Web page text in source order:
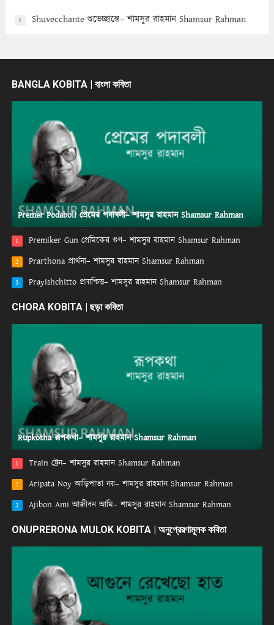
8 Shuvecchante শুভেচ্ছান্তে– শামসুর রাহমান Shamsur Rahman
BANGLA KOBITA | বাংলা কবিতা
Premer Podaboli প্রেমের পদাবলী– শামসুর রাহমান Shamsur Rahman
1 Premiker Gun প্রেমিকের গুণ– শামসুর রাহমান Shamsur Rahman
2 Prarthona প্রার্থনা– শামসুর রাহমান Shamsur Rahman
3 Prayishchitto প্রায়শ্চিত্ত– শামসুর রাহমান Shamsur Rahman
CHORA KOBITA | ছড়া কবিতা
Rupkotha রূপকথা– শামসুর রাহমান Shamsur Rahman
1 Train ট্রেন– শামসুর রাহমান Shamsur Rahman
2 Aripata Noy আড়িপাতা নয়– শামসুর রাহমান Shamsur Rahman
3 Ajibon Ami আজীবন আমি– শামসুর রাহমান Shamsur Rahman
ONUPRERONA MULOK KOBITA | অনুপ্রেরণামূলক কবিতা